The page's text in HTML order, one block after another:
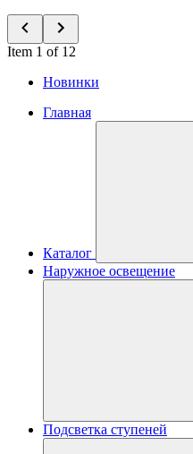
Item 1 of 12
Новинки
Главная
Каталог
Наружное освещение
Подсветка ступеней